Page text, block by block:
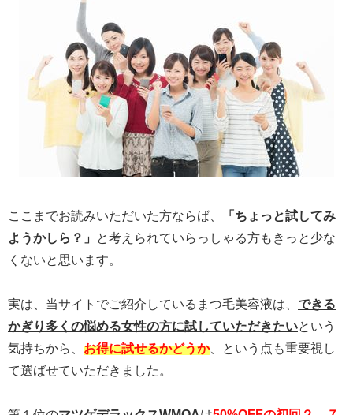
ここまでお読みいただいた方ならば、
「ちょっと試してみ
ようかしら？」
と考えられていらっしゃる方もきっと少な
くないと思います。
実は、当サイトでご紹介しているまつ毛美容液は、 できる
かぎり多くの悩める女性の方に試していただきたいという
気持ちから、 お得に試せるかどうか、という点も重要視し
て選ばせていただきました。